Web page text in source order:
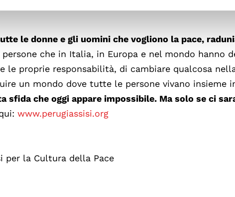
le donne e gli uomini che vogliono la pace,
persone che in Italia, in Europa e nel mondo hanno
le proprie responsabilità, di cambiare qualcosa
un mondo dove tutte le persone vivano insieme
sfida che oggi appare impossibile. Ma solo se ci
www.perugiassisi.org
per la Cultura della Pace